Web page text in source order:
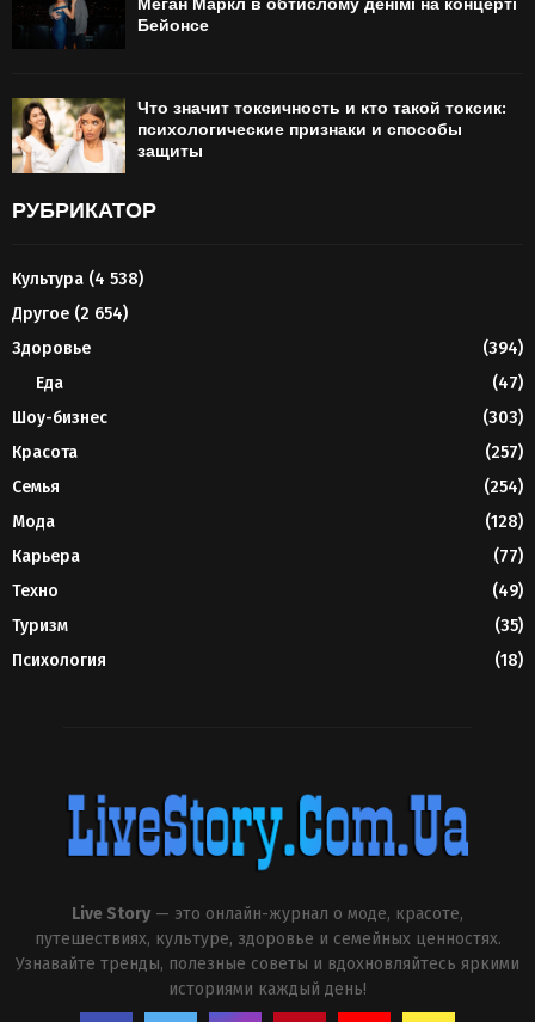
Меган Маркл в обтислому денімі на концерті
Бейонсе
Что значит токсичность и кто такой токсик:
психологические признаки и способы
защиты
РУБРИКАТОР
Культура (4 538)
Другое (2 654)
Здоровье
(394)
Еда
(47)
Шоу-бизнес
(303)
Красота
(257)
Семья
(254)
Мода
(128)
Карьера
(77)
Техно
(49)
Туризм
(35)
Психология
(18)
Live Story — это онлайн-журнал о моде, красоте,
путешествиях, культуре, здоровье и семейных ценностях.
Узнавайте тренды, полезные советы и вдохновляйтесь яркими
историями каждый день!